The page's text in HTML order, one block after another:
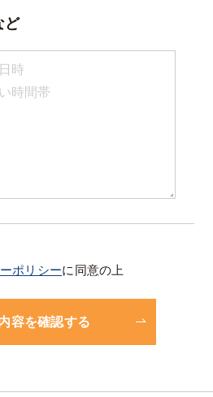
ど
ポリシーに同意の上
容を確認する